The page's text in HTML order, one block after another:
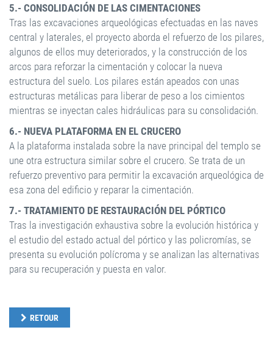
5.- CONSOLIDACIÓN DE LAS CIMENTACIONES
Tras las excavaciones arqueológicas efectuadas en las naves
central y laterales, el proyecto aborda el refuerzo de los pilares,
algunos de ellos muy deteriorados, y la construcción de los
arcos para reforzar la cimentación y colocar la nueva
estructura del suelo. Los pilares están apeados con unas
estructuras metálicas para liberar de peso a los cimientos
mientras se inyectan cales hidráulicas para su consolidación.
6.- NUEVA PLATAFORMA EN EL CRUCERO
A la plataforma instalada sobre la nave principal del templo se
une otra estructura similar sobre el crucero. Se trata de un
refuerzo preventivo para permitir la excavación arqueológica de
esa zona del edificio y reparar la cimentación.
7.- TRATAMIENTO DE RESTAURACIÓN DEL PÓRTICO
Tras la investigación exhaustiva sobre la evolución histórica y
el estudio del estado actual del pórtico y las policromías, se
presenta su evolución polícroma y se analizan las alternativas
para su recuperación y puesta en valor.
RETOUR